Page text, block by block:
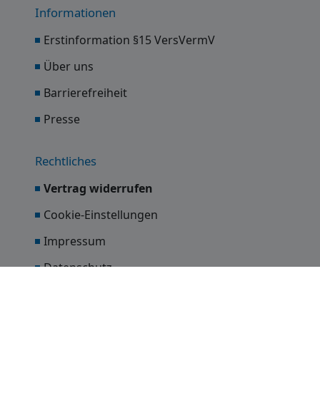
Informationen
Erstinformation §15 VersVermV
Über uns
Barrierefreiheit
Presse
Rechtliches
Vertrag widerrufen
Cookie-Einstellungen
Impressum
Datenschutz